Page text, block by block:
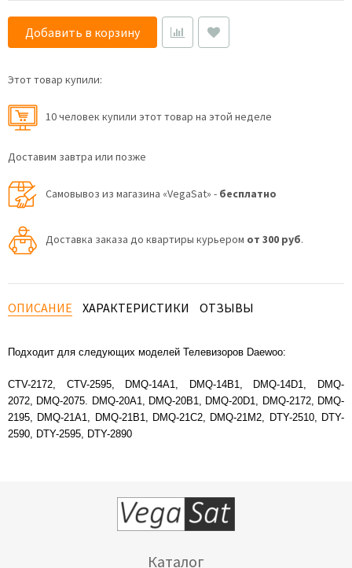
Добавить в корзину
Этот товар купили:
10 человек купили этот товар на этой неделе
Доставим завтра или позже
Самовывоз из магазина «VegaSat» - бесплатно
Доставка заказа до квартиры курьером от 300 руб.
ОПИСАНИЕ ХАРАКТЕРИСТИКИ ОТЗЫВЫ
Подходит для следующих моделей Телевизоров Daewoo:
CTV-2172, CTV-2595, DMQ-14A1, DMQ-14B1, DMQ-14D1, DMQ-
2072, DMQ-2075. DMQ-20A1, DMQ-20B1, DMQ-20D1, DMQ-2172, DMQ-
2195, DMQ-21A1, DMQ-21B1, DMQ-21C2, DMQ-21M2, DTY-2510, DTY-
2590, DTY-2595, DTY-2890
Каталог